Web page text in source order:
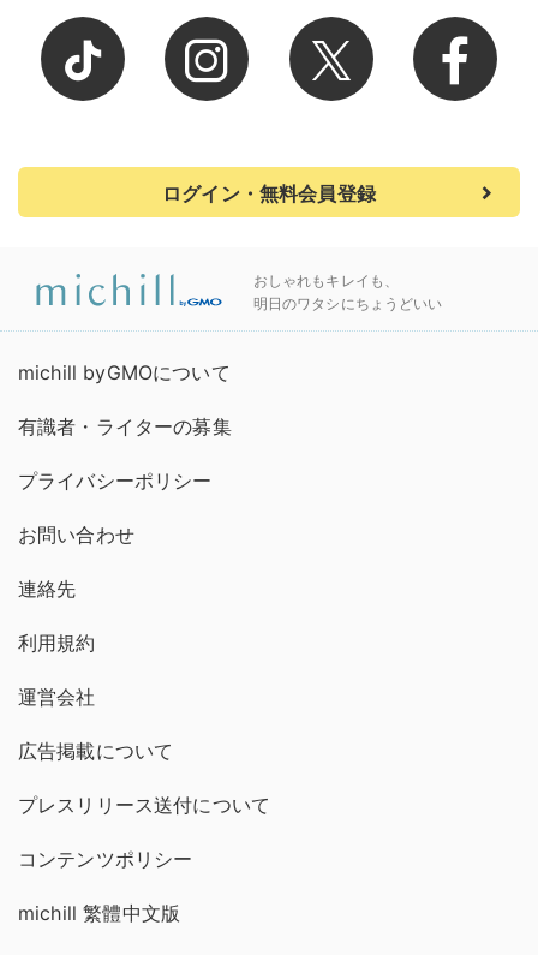
ログイン・無料会員登録
おしゃれもキレイも、
明日のワタシにちょうどいい
michill byGMOについて
有識者・ライターの募集
プライバシーポリシー
お問い合わせ
連絡先
利用規約
運営会社
広告掲載について
プレスリリース送付について
コンテンツポリシー
michill 繁體中文版